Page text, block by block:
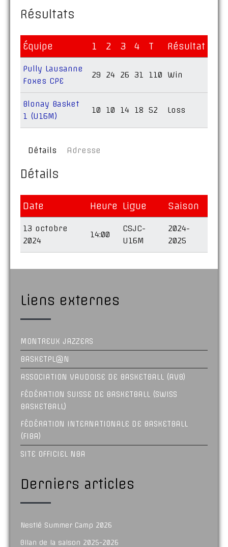
Résultats
Équipe 1 2 3 4 T Résultat
Pully Lausanne
Foxes CPE
29 24 26 31 110 Win
Blonay Basket
1 (U16M)
10 10 14 18 52 Loss
Détails Adresse
Détails
Date Heure Ligue Saison
13 octobre
2024
14:00
CSJC-
U16M
2024-
2025
Liens externes
MONTREUX JAZZERS
BASKETPL@N
ASSOCIATION VAUDOISE DE BASKETBALL (AVB)
FÉDÉRATION SUISSE DE BASKETBALL (SWISS
BASKETBALL)
FÉDÉRATION INTERNATIONALE DE BASKETBALL
(FIBA)
SITE OFFICIEL NBA
Derniers articles
Nestlé Summer Camp 2026
Bilan de la saison 2025-2026